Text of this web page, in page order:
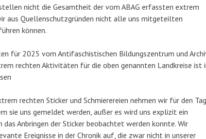
nicht die Gesamtheit der vom ABAG erfassten extrem
aus Quellenschutzgründen nicht alle uns mitgeteilten
können.
für 2025 vom Antifaschistischen Bildungszentrum und
rechten Aktivitäten für die oben genannten Landkreise ist
rechten Sticker und Schmierereien nehmen wir für den Tag
sie uns gemeldet werden, außer es wird uns explizit ein
Anbringen der Sticker beobachtet werden konnte. Wir
Ereignisse in der Chronik auf, die zwar nicht in unserer